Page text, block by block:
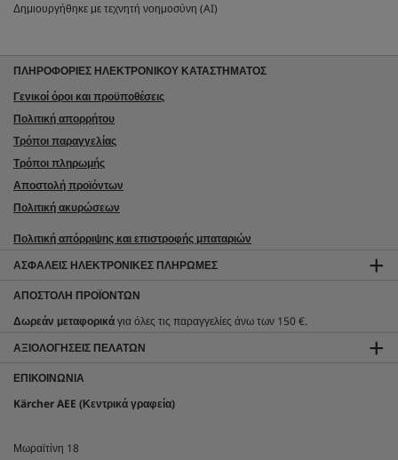
Δημιουργήθηκε με τεχνητή νοημοσύνη (AI)
ΠΛΗΡΟΦΟΡΙΕΣ ΗΛΕΚΤΡΟΝΙΚΟΥ ΚΑΤΑΣΤΗΜΑΤΟΣ
Γενικοί όροι και προϋποθέσεις
Πολιτική απορρήτου
Τρόποι παραγγελίας
Τρόποι πληρωμής
Αποστολή προϊόντων
Πολιτική ακυρώσεων
Πολιτική απόρριψης και επιστροφής μπαταριών
ΑΣΦΑΛΕΊΣ ΗΛΕΚΤΡΟΝΙΚΈΣ ΠΛΗΡΩΜΈΣ
ΑΠΟΣΤΟΛΉ ΠΡΟΪΌΝΤΩΝ
Δωρεάν μεταφορικάγια όλες τις παραγγελίες άνω των 150 €.
ΑΞΙΟΛΟΓΉΣΕΙΣ ΠΕΛΑΤΏΝ
ΕΠΙΚΟΙΝΩΝΊΑ
Kärcher AEE (Κεντρικά γραφεία)
Μωραϊτίνη 18